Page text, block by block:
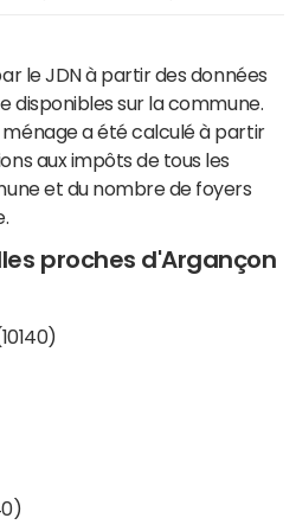
le JDN à partir des données
disponibles sur la commune.
a été calculé à partir
aux impôts de tous les
et du nombre de foyers
proches d'Argançon